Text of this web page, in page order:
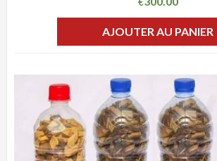
€
AJOUTER AU PANIER